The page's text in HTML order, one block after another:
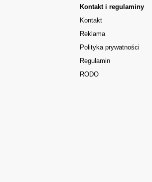
Kontakt i regulaminy
Kontakt
Reklama
Polityka prywatności
Regulamin
RODO